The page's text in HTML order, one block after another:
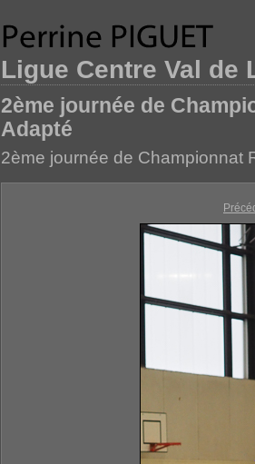
Ligue Centre Val de
2ème journée de
Adapté
2ème journée de Championnat